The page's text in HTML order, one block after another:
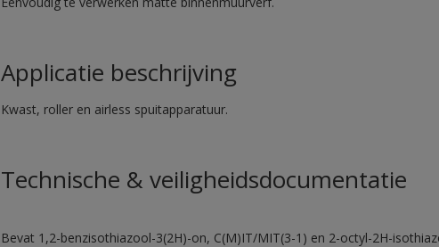
Applicatie beschrijving
Kwast, roller en airless spuitapparatuur.
Technische & veiligheidsdocumentatie
Bevat 1,2-benzisothiazool-3(2H)-on, C(M)IT/MIT(3-1) en 2-octyl-2H-